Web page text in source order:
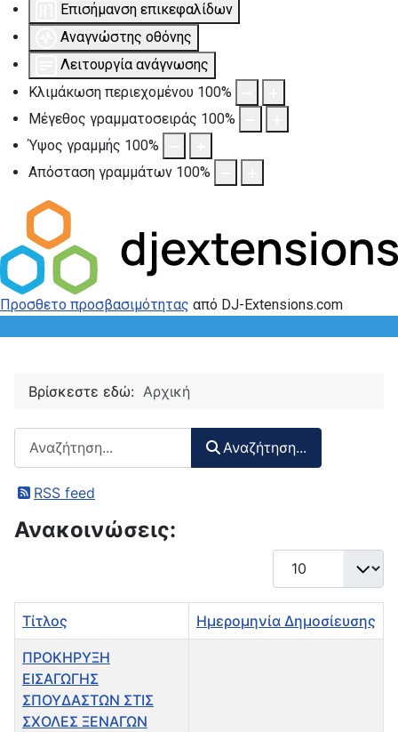
Επισήμανση επικεφαλίδων
Αναγνώστης οθόνης
Λειτουργία ανάγνωσης
Κλιμάκωση περιεχομένου 100%
Μέγεθος γραμματοσειράς 100%
Ύψος γραμμής 100%
Απόσταση γραμμάτων 100%
Προσθετο προσβασιμότητας από DJ-Extensions.com
Βρίσκεστε εδώ: Αρχική
Αναζήτηση περιεχομένου :
Αναζήτηση...
RSS feed
Ανακοινώσεις:
Εμφάνιση #
Τίτλος Ημερομηνία Δημοσίευσης
ΠΡΟΚΗΡΥΞΗ
ΕΙΣΑΓΩΓΗΣ
ΣΠΟΥΔΑΣΤΩΝ ΣΤΙΣ
ΣΧΟΛΕΣ ΞΕΝΑΓΩΝ